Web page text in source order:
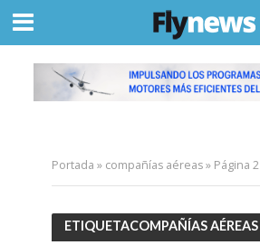
Portada » compañías aéreas» Página 2
ETIQUETACOMPAÑÍAS AÉREAS